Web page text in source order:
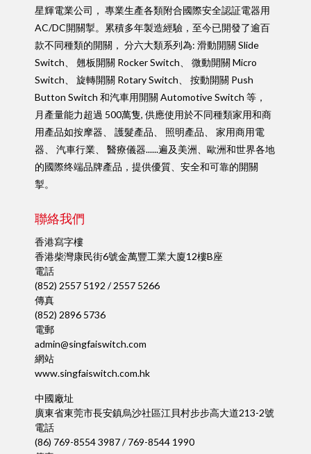
星輝電業公司， 專業生產各類附合國際安全認証電器用
AC/DC開關掣。累積多年製造經驗，至今已開發了逾百
款不同種類的開關， 分六大類系列為: 滑動開關 Slide
Switch、 翹板開關 Rocker Switch、 微動開關 Micro
Switch、 旋轉開關 Rotary Switch、 按動開關 Push
Button Switch 和汽車用開關 Automotive Switch 等，
月產量能力超過 500萬隻, 供應使用於不同種類家用和商
用產品如按摩器、 護髮產品、 照明產品、 家用商用電
器、 汽車行業、 醫療儀器......遍及美洲、歐洲和世界各地
的國際终端品牌產品，提供優質、安全和可靠的開關
掣。
聯絡我們
香港寫字樓
香港柴灣康民街6號金萬豐工業大廈12樓B座
電話
(852) 2557 5192 / 2557 5266
傳真
(852) 2896 5736
電郵
admin@singfaiswitch.com
網站
www.singfaiswitch.com.hk
中國廠址
廣東省東莞市長安鎮烏沙社區江貝村步步高大道213-2號
電話
(86) 769-8554 3987 / 769-8544 1990